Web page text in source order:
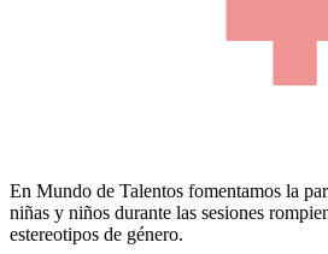
En Mundo de Talentos fomentamos la
niñas y niños durante las sesiones
estereotipos de género.